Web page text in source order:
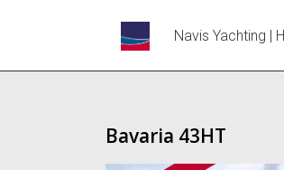
Navis Yachting |
Bavaria 43HT